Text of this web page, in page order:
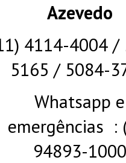
Azevedo
4114-4004 /
5165 / 5084-
Whatsapp e
emergências :
94893-1000